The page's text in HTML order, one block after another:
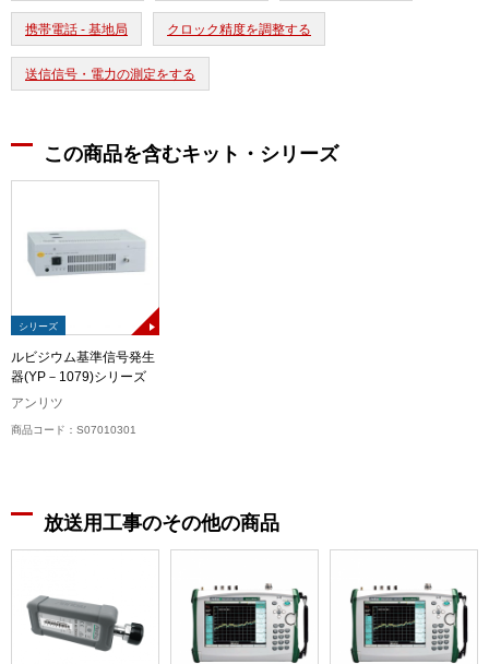
携帯電話 - 基地局 クロック精度を調整する
送信信号・電力の測定をする
この商品を含むキット・シリーズ
シリーズ
ルビジウム基準信号発生
器(YP－1079)シリーズ
アンリツ
商品コード：S07010301
放送用工事のその他の商品